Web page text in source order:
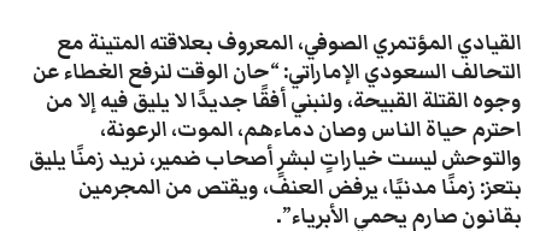
القيادي المؤتمري الصوفي، المعروف بعلاقته المتينة مع
التحالف السعودي الإماراتي: “حان الوقت لنرفع الغطاء عن
وجوه القتلة القبيحة، ولنبني أفقًا جديدًا لا يليق فيه إلا من
احترم حياة الناس وصان دماءهم، الموت، الرعونة،
والتوحش ليست خياراتٍ لبشرٍ أصحاب ضمير، نريد زمنًا يليق
بتعز: زمنًا مدنيًا، يرفض العنف، ويقتص من المجرمين
بقانونٍ صارمٍ يحمي الأبرياء”.